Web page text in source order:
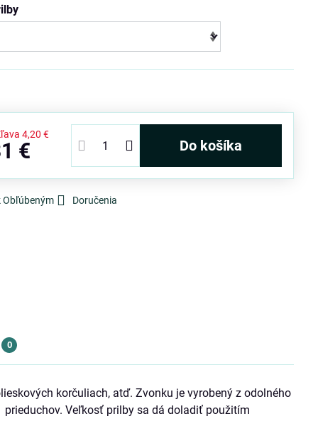
4,20 €
€ Do košíka
Obľúbeným Doručenia
0
korčuliach, atď. Zvonku je vyrobený z odolného
prieduchov. Veľkosť prilby sa dá doladiť použitím